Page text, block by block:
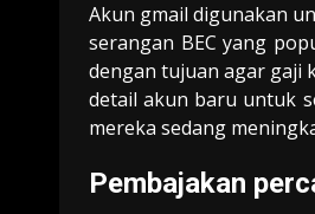
Akun gmail digunakan
serangan BEC yang
dengan tujuan agar gaji
detail akun baru untuk
mereka sedang
Pembajakan